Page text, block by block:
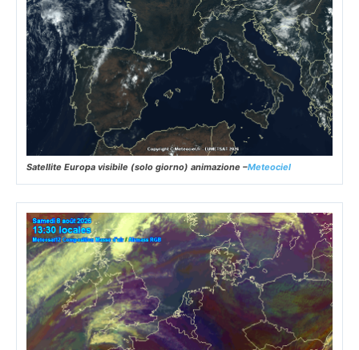
Satellite Europa visibile (solo giorno) animazione –Meteociel